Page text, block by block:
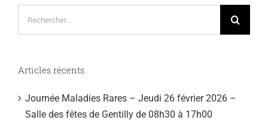
Articles récents
Journée Maladies Rares – Jeudi 26 février 2026 –
Salle des fêtes de Gentilly de 08h30 à 17h00